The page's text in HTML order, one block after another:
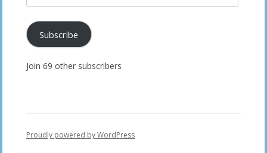
Address
Subscribe
Join 69 other subscribers
Proudly powered by WordPress